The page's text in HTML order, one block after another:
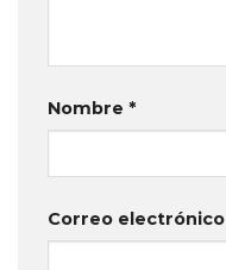
Nombre *
Correo electrónico